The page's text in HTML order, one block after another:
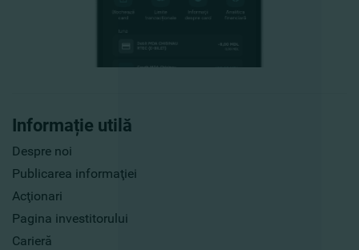
Informație utilă
Despre noi
Publicarea informaţiei
Acţionari
Pagina investitorului
Carieră